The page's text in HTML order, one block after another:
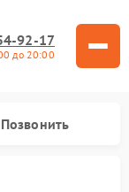
92-17
до 20:00
Позвонить